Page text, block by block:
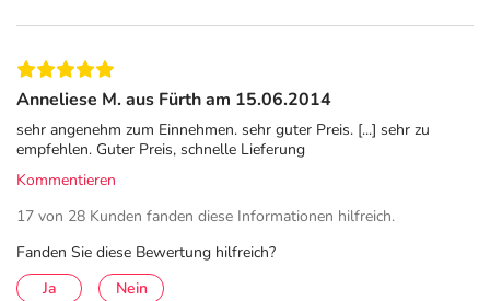
Anneliese M. aus Fürth am 15.06.2014
sehr angenehm zum Einnehmen. sehr guter Preis. [...] sehr zu
empfehlen. Guter Preis, schnelle Lieferung
Kommentieren
17 von 28 Kunden fanden diese Informationen hilfreich.
Fanden Sie diese Bewertung hilfreich?
Ja
Nein